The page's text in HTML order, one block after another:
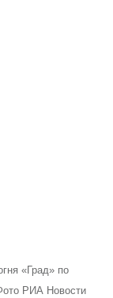
«Град» по
РИА Новости